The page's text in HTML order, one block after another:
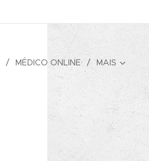
MÉDICO ONLINE MAIS